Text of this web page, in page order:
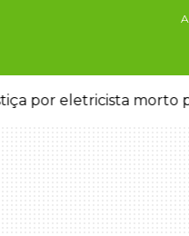
por eletricista morto